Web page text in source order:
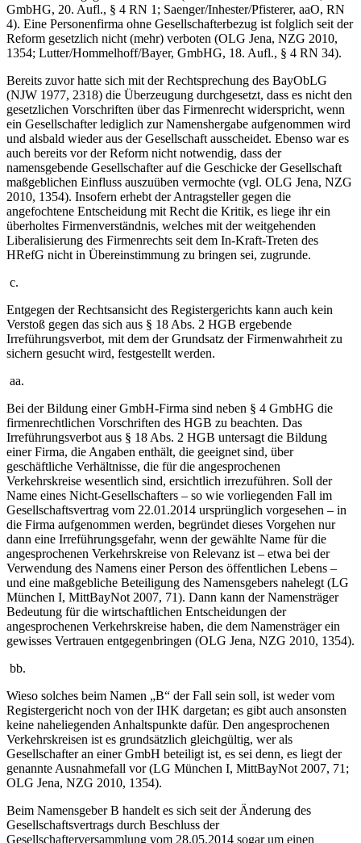
GmbHG, 20. Aufl., § 4 RN 1; Saenger/Inhester/Pfisterer, aaO, RN
4). Eine Personenfirma ohne Gesellschafterbezug ist folglich seit der
Reform gesetzlich nicht (mehr) verboten (OLG Jena, NZG 2010,
1354; Lutter/Hommelhoff/Bayer, GmbHG, 18. Aufl., § 4 RN 34).
Bereits zuvor hatte sich mit der Rechtsprechung des BayObLG
(NJW 1977, 2318) die Überzeugung durchgesetzt, dass es nicht den
gesetzlichen Vorschriften über das Firmenrecht widerspricht, wenn
ein Gesellschafter lediglich zur Namenshergabe aufgenommen wird
und alsbald wieder aus der Gesellschaft ausscheidet. Ebenso war es
auch bereits vor der Reform nicht notwendig, dass der
namensgebende Gesellschafter auf die Geschicke der Gesellschaft
maßgeblichen Einfluss auszuüben vermochte (vgl. OLG Jena, NZG
2010, 1354). Insofern erhebt der Antragsteller gegen die
angefochtene Entscheidung mit Recht die Kritik, es liege ihr ein
überholtes Firmenverständnis, welches mit der weitgehenden
Liberalisierung des Firmenrechts seit dem In-Kraft-Treten des
HRefG nicht in Übereinstimmung zu bringen sei, zugrunde.
c.
Entgegen der Rechtsansicht des Registergerichts kann auch kein
Verstoß gegen das sich aus § 18 Abs. 2 HGB ergebende
Irreführungsverbot, mit dem der Grundsatz der Firmenwahrheit zu
sichern gesucht wird, festgestellt werden.
aa.
Bei der Bildung einer GmbH-Firma sind neben § 4 GmbHG die
firmenrechtlichen Vorschriften des HGB zu beachten. Das
Irreführungsverbot aus § 18 Abs. 2 HGB untersagt die Bildung
einer Firma, die Angaben enthält, die geeignet sind, über
geschäftliche Verhältnisse, die für die angesprochenen
Verkehrskreise wesentlich sind, ersichtlich irrezuführen. Soll der
Name eines Nicht-Gesellschafters – so wie vorliegenden Fall im
Gesellschaftsvertrag vom 22.01.2014 ursprünglich vorgesehen – in
die Firma aufgenommen werden, begründet dieses Vorgehen nur
dann eine Irreführungsgefahr, wenn der gewählte Name für die
angesprochenen Verkehrskreise von Relevanz ist – etwa bei der
Verwendung des Namens einer Person des öffentlichen Lebens –
und eine maßgebliche Beteiligung des Namensgebers nahelegt (LG
München I, MittBayNot 2007, 71). Dann kann der Namensträger
Bedeutung für die wirtschaftlichen Entscheidungen der
angesprochenen Verkehrskreise haben, die dem Namensträger ein
gewisses Vertrauen entgegenbringen (OLG Jena, NZG 2010, 1354).
bb.
Wieso solches beim Namen „B“ der Fall sein soll, ist weder vom
Registergericht noch von der IHK dargetan; es gibt auch ansonsten
keine naheliegenden Anhaltspunkte dafür. Den angesprochenen
Verkehrskreisen ist es grundsätzlich gleichgültig, wer als
Gesellschafter an einer GmbH beteiligt ist, es sei denn, es liegt der
genannte Ausnahmefall vor (LG München I, MittBayNot 2007, 71;
OLG Jena, NZG 2010, 1354).
Beim Namensgeber B handelt es sich seit der Änderung des
Gesellschaftsvertrags durch Beschluss der
Gesellschafterversammlung vom 28.05.2014 sogar um einen